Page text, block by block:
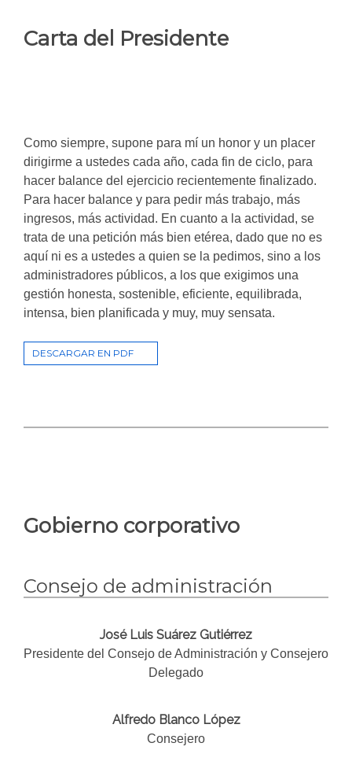
Carta del Presidente
Como siempre, supone para mí un honor y un placer
dirigirme a ustedes cada año, cada fin de ciclo, para
hacer balance del ejercicio recientemente finalizado.
Para hacer balance y para pedir más trabajo, más
ingresos, más actividad. En cuanto a la actividad, se
trata de una petición más bien etérea, dado que no es
aquí ni es a ustedes a quien se la pedimos, sino a los
administradores públicos, a los que exigimos una
gestión honesta, sostenible, eficiente, equilibrada,
intensa, bien planificada y muy, muy sensata.
DESCARGAR EN PDF
Gobierno corporativo
Consejo de administración
José Luis Suárez Gutiérrez
Presidente del Consejo de Administración y Consejero
Delegado
Alfredo Blanco López
Consejero